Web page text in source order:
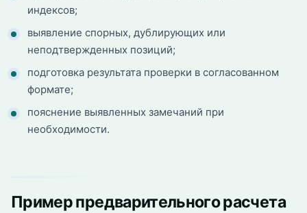
индексов;
выявление спорных, дублирующих или
неподтвержденных позиций;
подготовка результата проверки в согласованном
формате;
пояснение выявленных замечаний при
необходимости.
Пример предварительного расчета